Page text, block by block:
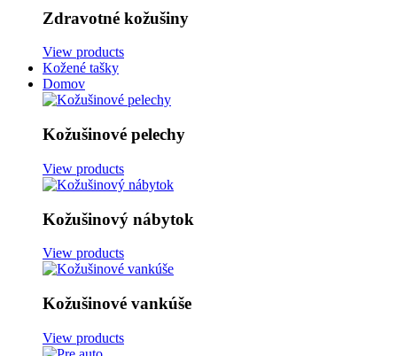
Zdravotné kožušiny
View products
Kožené tašky
Domov
Kožušinové pelechy
View products
Kožušinový nábytok
View products
Kožušinové vankúše
View products